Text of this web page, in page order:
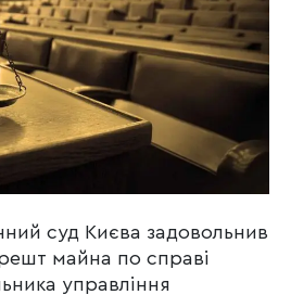
суд Києва задовольнив
майна по справі
управління